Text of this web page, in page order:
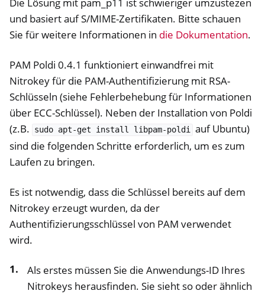
navigation of OpenVPN
navigation of Desktop-Anmeldung
Die Lösung mit pam_p11 ist schwieriger umzustezen
und basiert auf S/MIME-Zertifikaten. Bitte schauen
Sie für weitere Informationen in die Dokumentation.
PAM Poldi 0.4.1 funktioniert einwandfrei mit
Nitrokey für die PAM-Authentifizierung mit RSA-
Schlüsseln (siehe Fehlerbehebung für Informationen
über ECC-Schlüssel). Neben der Installation von Poldi
(z.B.
sudo apt-get install libpam-poldi
auf Ubuntu)
sind die folgenden Schritte erforderlich, um es zum
Laufen zu bringen.
Es ist notwendig, dass die Schlüssel bereits auf dem
Nitrokey erzeugt wurden, da der
Authentifizierungsschlüssel von PAM verwendet
wird.
Als erstes müssen Sie die Anwendungs-ID Ihres
Nitrokeys herausfinden. Sie sieht so oder ähnlich